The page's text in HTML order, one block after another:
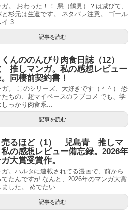
。 おわった！！ 悪（鶴見）？は滅びて、
と杉元は生還です。 ネタバレ注意。 ゴール
イ 3...
記事を読む
くんののんびり肉食日誌（12）
推しマンガ。私の感想レビュー
同棲前契約書！
ガ。 このシリーズ、大好きです（＾＾） 恐
たちの、超マイペースのラブコメ でも、学
しっかり肉食系...
記事を読む
売るほど（1） 児島青 推しマ
私の感想レビュー備忘録。2026年
大賞受賞作。
ガ。ハルタに連載されてる漫画で、前から
てたんですが なんと、2026年のマンガ大賞
ました。 めでたい ...
記事を読む